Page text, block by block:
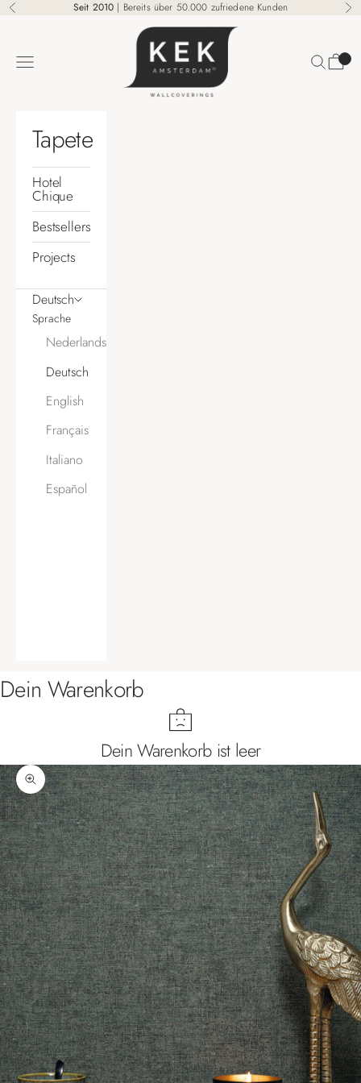
Zum Inhalt springen
Zurück Seit 2010 | Bereits über 50.000 zufriedene Kunden
KEK Amsterdam
Menü Suchen
Tapete
Hotel
Chique
Bestsellers
Projects
Deutsch
Sprache
Nederlands
Deutsch
English
Français
Italiano
Español
Dein Warenkorb
Dein Warenkorb ist leer
Bild vergrößern